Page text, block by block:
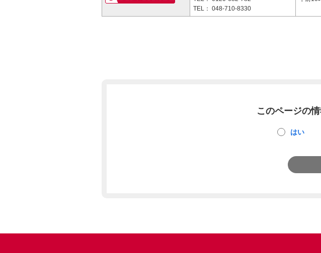
TEL： 048-710-8330
このページの
はい